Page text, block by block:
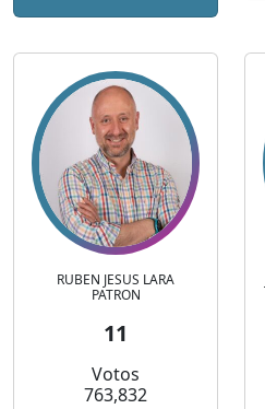
RUBEN JESUS LARA
PATRON
11
Votos
763,832